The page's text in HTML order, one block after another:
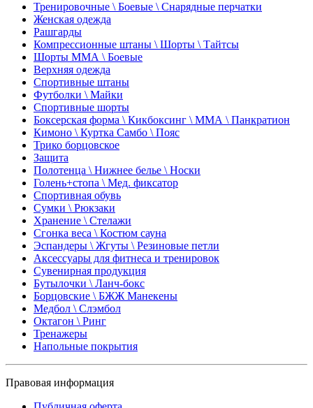
Тренировочные \ Боевые \ Снарядные перчатки
Женская одежда
Рашгарды
Компрессионные штаны \ Шорты \ Тайтсы
Шорты ММА \ Боевые
Верхняя одежда
Спортивные штаны
Футболки \ Майки
Спортивные шорты
Боксерская форма \ Кикбоксинг \ ММА \ Панкратион
Кимоно \ Куртка Самбо \ Пояс
Трико борцовское
Защита
Полотенца \ Нижнее белье \ Носки
Голень+стопа \ Мед. фиксатор
Спортивная обувь
Сумки \ Рюкзаки
Хранение \ Стелажи
Сгонка веса \ Костюм сауна
Эспандеры \ Жгуты \ Резиновые петли
Аксессуары для фитнеса и тренировок
Сувенирная продукция
Бутылочки \ Ланч-бокс
Борцовские \ БЖЖ Манекены
Медбол \ Слэмбол
Октагон \ Ринг
Тренажеры
Напольные покрытия
Правовая информация